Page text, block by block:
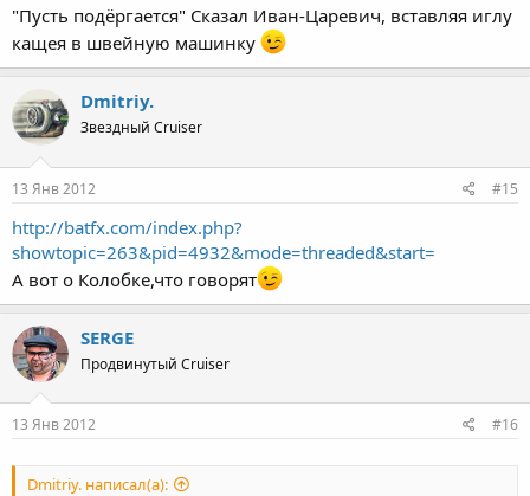
"Пусть подёргается" Сказал Иван-Царевич, вставляя иглу
кащея в швейную машинку
Dmitriy.
Звездный Cruiser
13 Янв 2012 #15
http://batfx.com/index.php?
showtopic=263&pid=4932&mode=threaded&start=
А вот о Колобке,что говорят
SERGE
Продвинутый Cruiser
13 Янв 2012 #16
Dmitriy. написал(а):